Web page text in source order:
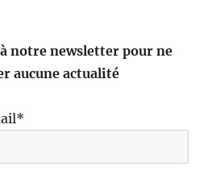
notre newsletter pour ne
aucune actualité